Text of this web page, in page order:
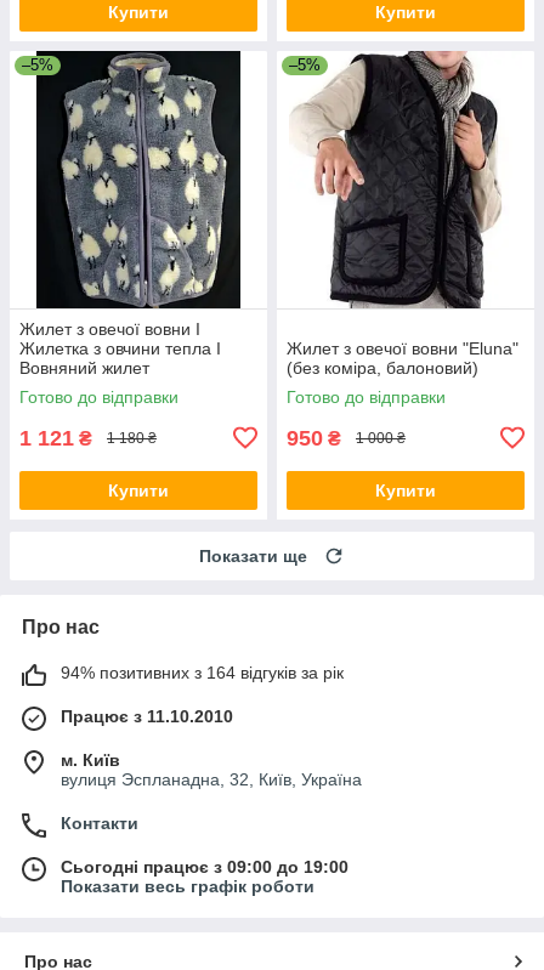
Купити Купити
–5%
Жилет з овечої вовни I
Жилетка з овчини тепла I
Вовняний жилет
Готово до відправки
1 121 ₴ 1 180 ₴
Купити
–5%
Жилет з овечої вовни "Eluna"
(без коміра, балоновий)
Готово до відправки
950 ₴ 1 000 ₴
Купити
Показати ще
Про нас
94% позитивних з 164 відгуків за рік
Працює з 11.10.2010
м. Київ
вулиця Эспланадна, 32, Київ, Україна
Контакти
Сьогодні працює з 09:00 до 19:00
Показати весь графік роботи
Про нас